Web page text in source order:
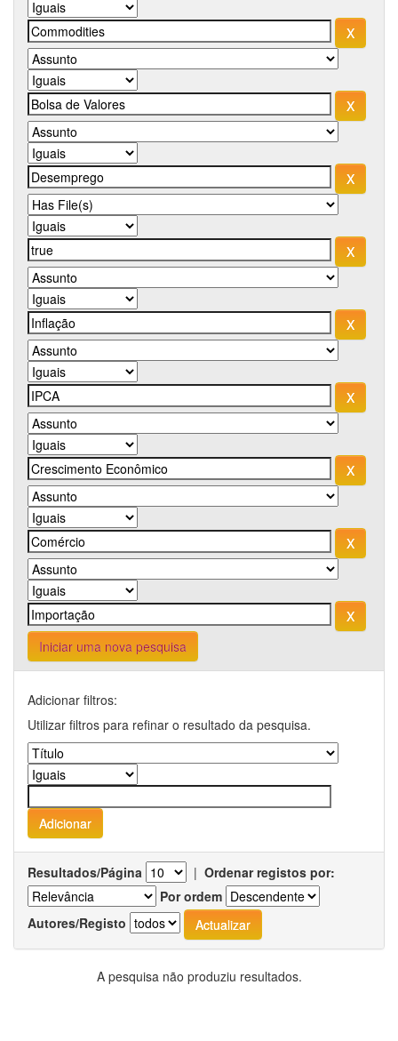
Iniciar uma nova pesquisa
Adicionar filtros:
Utilizar filtros para refinar o resultado da pesquisa.
Resultados/Página | Ordenar registos por:
Por ordem
Autores/Registo
A pesquisa não produziu resultados.